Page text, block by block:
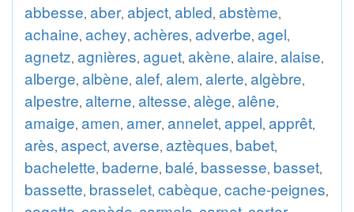
abbesse, aber, abject, abled, abstème,
achaine, achey, achères, adverbe, agel,
agnetz, agnières, aguet, akène, alaire, alaise,
alberge, albène, alef, alem, alerte, algèbre,
alpestre, alterne, altesse, alège, alêne,
amaige, amen, amer, annelet, appel, apprêt,
arès, aspect, averse, aztèques, babet,
bachelette, baderne, balé, bassesse, basset,
bassette, brasselet, cabèque, cache-peignes,